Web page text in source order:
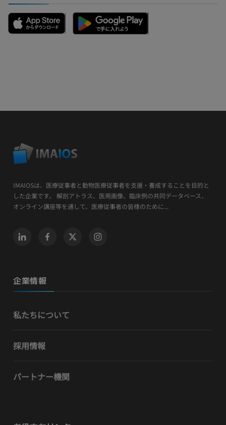
IMAIOSは、医療従事者と動物医療従事者を支援・養成することを目的と
した企業です。 解剖アトラス、医用画像、臨床例の共同データベース、
オンライン講座等を通して、医療従事者の皆様のために...
企業情報
私たちについて
採用情報
パートナー機関